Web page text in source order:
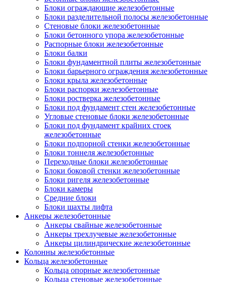
Блоки ограждающие железобетонные
Блоки разделительной полосы железобетонные
Стеновые блоки железобетонные
Блоки бетонного упора железобетонные
Распорные блоки железобетонные
Блоки балки
Блоки фундаментной плиты железобетонные
Блоки барьерного ограждения железобетонные
Блоки крыла железобетонные
Блоки распорки железобетонные
Блоки ростверка железобетонные
Блоки под фундамент стен железобетонные
Угловые стеновые блоки железобетонные
Блоки под фундамент крайних стоек
железобетонные
Блоки подпорной стенки железобетонные
Блоки тоннеля железобетонные
Переходные блоки железобетонные
Блоки боковой стенки железобетонные
Блоки ригеля железобетонные
Блоки камеры
Средние блоки
Блоки шахты лифта
Анкеры железобетонные
Анкеры свайные железобетонные
Анкеры трехлучевые железобетонные
Анкеры цилиндрические железобетонные
Колонны железобетонные
Кольца железобетонные
Кольца опорные железобетонные
Кольца стеновые железобетонные